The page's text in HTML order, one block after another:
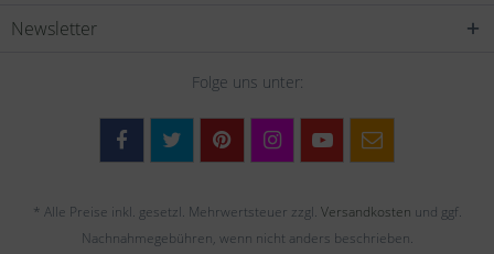
Newsletter
Folge uns unter:
* Alle Preise inkl. gesetzl. Mehrwertsteuer zzgl. Versandkosten und ggf.
Nachnahmegebühren, wenn nicht anders beschrieben.